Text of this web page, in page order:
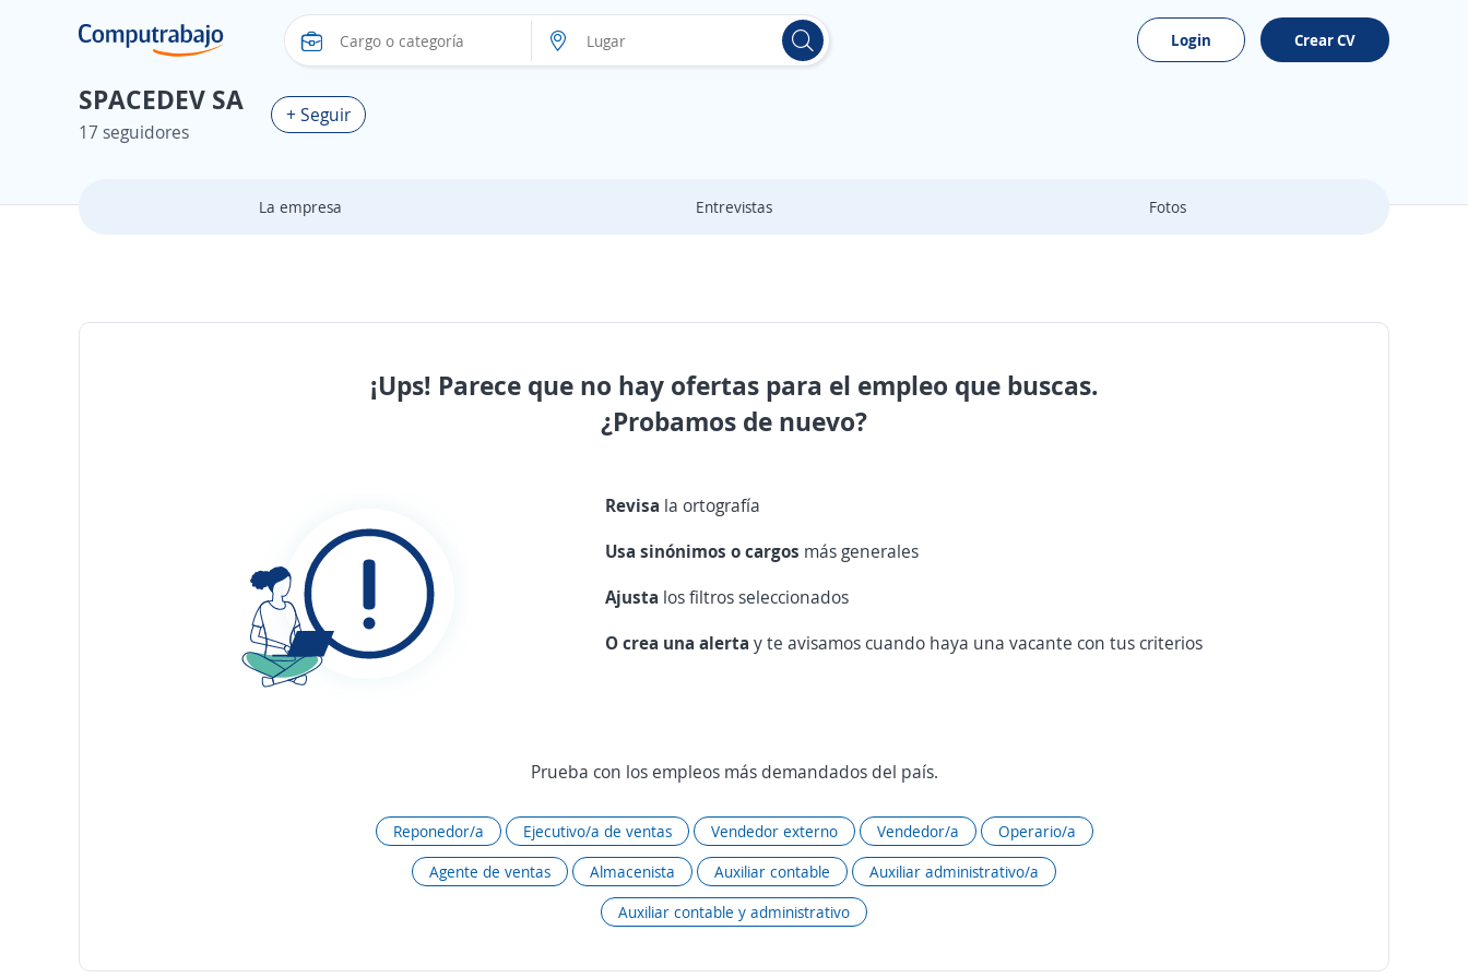
Login Crear CV
SPACEDEV SA
17 seguidores
+ Seguir
La empresa Entrevistas Fotos
¡Ups! Parece que no hay ofertas para el empleo que buscas.
¿Probamos de nuevo?
Revisa la ortografía
Usa sinónimos o cargos más generales
Ajusta los filtros seleccionados
O crea una alertay te avisamos cuando haya una vacante con tus criterios
Prueba con los empleos más demandados del país.
Reponedor/a Ejecutivo/a de ventas Vendedor externo Vendedor/a
Operario/a
Agente de ventas
Almacenista Auxiliar contable
Auxiliar administrativo/a
Auxiliar contable y administrativo